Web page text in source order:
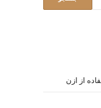
از ازن